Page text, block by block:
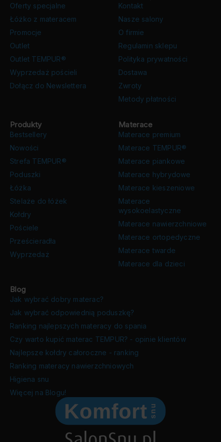
Oferty specjalne
Łóżko z materacem
Promocje
Outlet
Outlet TEMPUR®
Wyprzedaż pościeli
Dołącz do Newslettera
Kontakt
Nasze salony
O firmie
Regulamin sklepu
Polityka prywatności
Dostawa
Zwroty
Metody płatności
Produkty
Bestsellery
Nowości
Strefa TEMPUR®
Poduszki
Łóżka
Stelaże do łóżek
Kołdry
Pościele
Prześcieradła
Wyprzedaż
Materace
Materace premium
Materace TEMPUR®
Materace piankowe
Materace hybrydowe
Materace kieszeniowe
Materace
wysokoelastyczne
Materace nawierzchniowe
Materace ortopedyczne
Materace twarde
Materace dla dzieci
Blog
Jak wybrać dobry materac?
Jak wybrać odpowiednią poduszkę?
Ranking najlepszych materacy do spania
Czy warto kupić materac TEMPUR? - opinie klientów
Najlepsze kołdry całoroczne - ranking
Ranking materacy nawierzchniowych
Higiena snu
Więcej na Blogu!